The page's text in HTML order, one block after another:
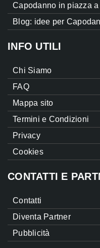
Capodanno in piazza a
Blog: idee per
INFO UTILI
Chi Siamo
FAQ
Mappa sito
Termini e Condizioni
Privacy
Cookies
CONTATTI E
Contatti
Diventa Partner
Pubblicità